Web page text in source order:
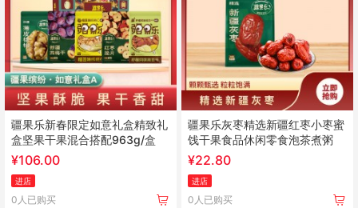
疆果乐新春限定如意礼盒精致礼
盒坚果干果混合搭配963g/盒
¥106.00
进店
0人已购买
疆果乐灰枣精选新疆红枣小枣蜜
饯干果食品休闲零食泡茶煮粥
¥22.80
进店
0人已购买